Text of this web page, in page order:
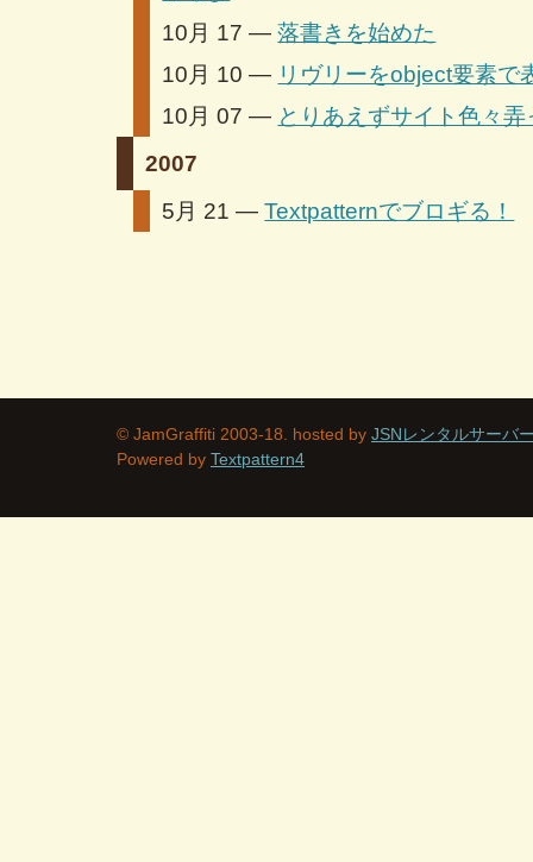
10月 17 —落書きを始めた
10月 10 — リヴリーをobject要素で
10月 07 — とりあえずサイト色々弄
2007
5月 21 —Textpatternでブロギる！
© JamGraffiti 2003-18. hosted by JSNレンタルサーバ
Powered by Textpattern4